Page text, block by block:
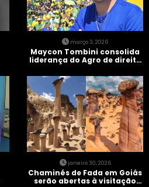
março 3, 2026
Maycon Tombini consolida
liderança do Agro de direita
Brasil” em Goiânia
janeiro 30, 2026
Chaminés de Fada em Goiás
serão abertas à visitação